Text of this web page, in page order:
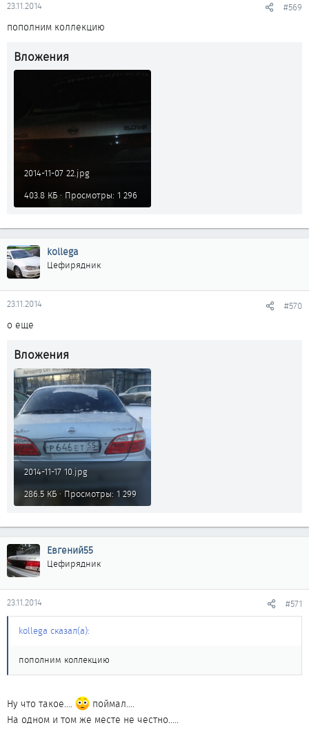
23.11.2014 #569
пополним коллекцию
Вложения
2014-11-07 22.jpg
403.8 КБ · Просмотры: 1 296
kollega
Цефирядник
23.11.2014 #570
о еще
Вложения
2014-11-17 10.jpg
286.5 КБ · Просмотры: 1 299
Евгений55
Цефирядник
23.11.2014 #571
kollega сказал(а):
пополним коллекцию
Ну что такое....
поймал....
На одном и том же месте не честно.....